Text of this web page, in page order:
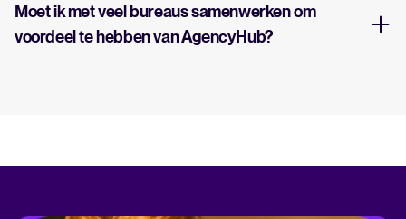
Moet ik met veel bureaus samenwerken om
voordeel te hebben van AgencyHub?